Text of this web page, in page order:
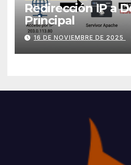
Redirección IP a
Principal
16 DE NOVIEMBRE DE 2025